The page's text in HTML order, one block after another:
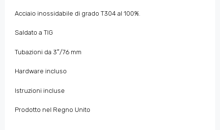
Acciaio inossidabile di grado T304 al 100%.
Saldato a TIG
Tubazioni da 3″/76 mm
Hardware incluso
Istruzioni incluse
Prodotto nel Regno Unito